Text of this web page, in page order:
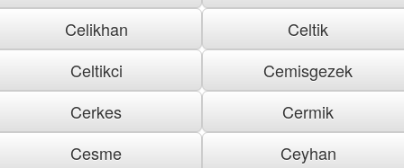
Celikhan
Celtik
Celtikci
Cemisgezek
Cerkes
Cermik
Cesme
Ceyhan